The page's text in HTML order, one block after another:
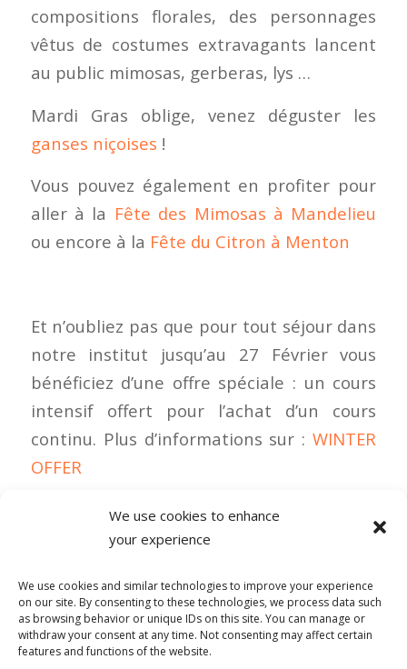
We use cookies to enhance
your experience
We use cookies and similar technologies to improve your experience
on our site. By consenting to these technologies, we process data such
as browsing behavior or unique IDs on this site. You can manage or
withdraw your consent at any time. Not consenting may affect certain
features and functions of the website.
compositions florales, des personnages
vêtus de costumes extravagants lancent
au public mimosas, gerberas, lys …
Mardi Gras oblige, venez déguster les
ganses niçoises !
Vous pouvez également en profiter pour
aller à la Fête des Mimosas à Mandelieu
ou encore à la Fête du Citron à Menton
Et n’oubliez pas que pour tout séjour dans
notre institut jusqu’au 27 Février vous
bénéficiez d’une offre spéciale : un cours
intensif offert pour l’achat d’un cours
continu. Plus d’informations sur :WINTER
OFFER
0 COMMENTAIRES